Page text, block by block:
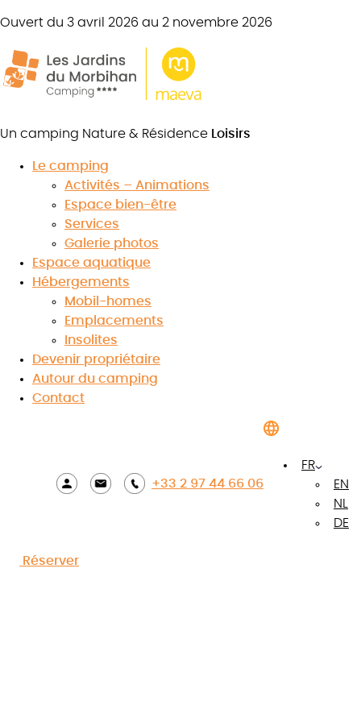
Ouvert du 3 avril 2026 au 2 novembre 2026
Un camping Nature & Résidence Loisirs
Le camping
Activités – Animations
Espace bien-être
Services
Galerie photos
Espace aquatique
Hébergements
Mobil-homes
Emplacements
Insolites
Devenir propriétaire
Autour du camping
Contact
+33 2 97 44 66 06
FR
EN
NL
DE
Réserver
Les 5 plus beaux marchés du
Morbihan à faire le matin
★
★
Accueil»Blog»Top 5 des marchés dans le
Morbihan